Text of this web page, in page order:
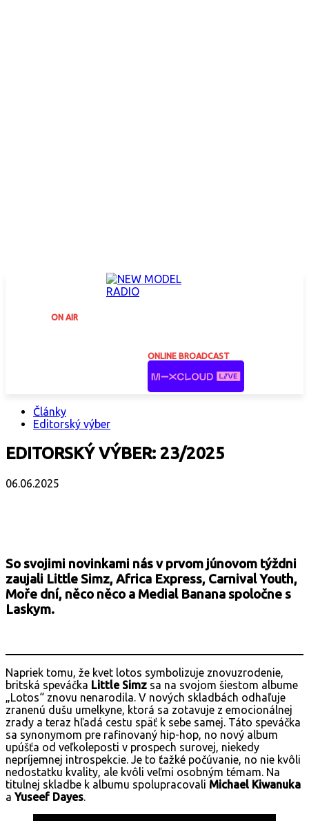
ON AIR
ONLINE BROADCAST
Články
Editorský výber
EDITORSKÝ VÝBER: 23/2025
06.06.2025
So svojimi novinkami nás v prvom júnovom týždni
zaujali Little Simz, Africa Express, Carnival Youth,
Moře dní, něco něco a Medial Banana spoločne s
Laskym.
Napriek tomu, že kvet lotos symbolizuje znovuzrodenie,
britská speváčka Little Simz sa na svojom šiestom albume
„Lotos“ znovu nenarodila. V nových skladbách odhaľuje
zranenú dušu umelkyne, ktorá sa zotavuje z emocionálnej
zrady a teraz hľadá cestu späť k sebe samej. Táto speváčka
sa synonymom pre rafinovaný hip-hop, no nový album
upúšťa od veľkoleposti v prospech surovej, niekedy
nepríjemnej introspekcie. Je to ťažké počúvanie, no nie kvôli
nedostatku kvality, ale kvôli veľmi osobným témam. Na
titulnej skladbe k albumu spolupracovali Michael Kiwanuka
a Yuseef Dayes.